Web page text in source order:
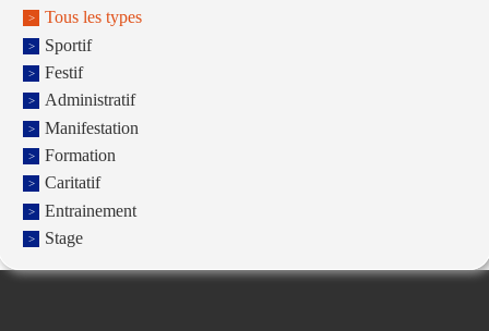
Tous les types
Sportif
Festif
Administratif
Manifestation
Formation
Caritatif
Entrainement
Stage